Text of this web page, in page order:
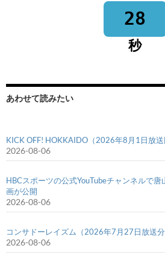
28
秒
あわせて読みたい
KICK OFF! HOKKAIDO（2026年8月1日放送
2026-08-06
HBCスポーツの公式YouTubeチャンネルで
画が公開
2026-08-06
コンサドーレイズム（2026年7月27日放送分
2026-08-06